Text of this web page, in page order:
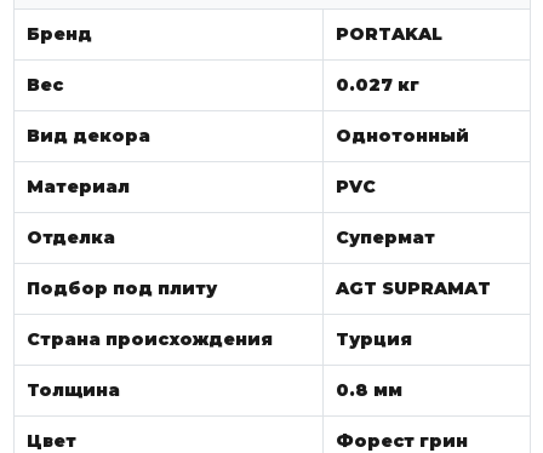
Бренд PORTAKAL
Вес 0.027 кг
Вид декора Однотонный
Материал PVC
Отделка Супермат
Подбор под плиту AGT SUPRAMAT
Страна происхождения Турция
Толщина 0.8 мм
Цвет Форест грин